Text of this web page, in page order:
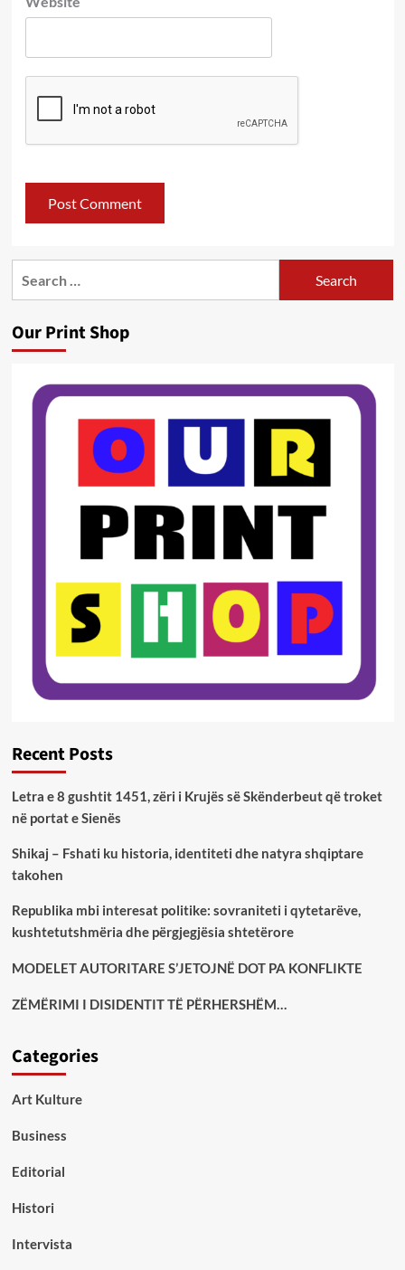
Our Print Shop
Recent Posts
Letra e 8 gushtit 1451, zëri i Krujës së Skënderbeut që troket
në portat e Sienës
Shikaj – Fshati ku historia, identiteti dhe natyra shqiptare
takohen
Republika mbi interesat politike: sovraniteti i qytetarëve,
kushtetutshmëria dhe përgjegjësia shtetërore
MODELET AUTORITARE S’JETOJNË DOT PA KONFLIKTE
ZËMËRIMI I DISIDENTIT TË PËRHERSHËM…
Categories
Art Kulture
Business
Editorial
Histori
Intervista